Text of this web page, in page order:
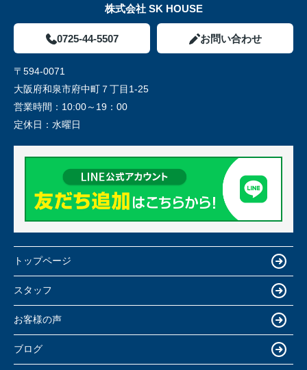
株式会社 SK HOUSE
0725-44-5507 お問い合わせ
〒594-0071
大阪府和泉市府中町７丁目1-25
営業時間： 10:00～19：00
定休日： 水曜日
トップページ
スタッフ
お客様の声
ブログ